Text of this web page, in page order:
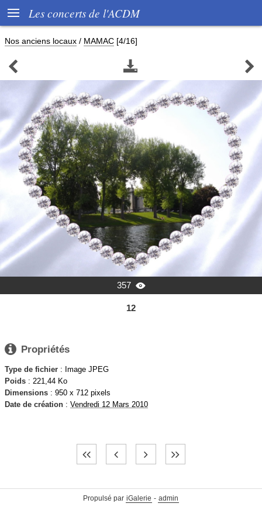
 Les concerts de l'ACDM
Nos anciens locaux / MAMAC [4/16]
  
357 
12
 Propriétés
Type de fichier : Image JPEG
Poids : 221,44 Ko
Dimensions : 950 x 712 pixels
Date de création : Vendredi 12 Mars 2010
Propulsé par iGalerie - admin